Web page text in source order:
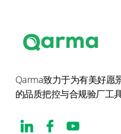
Qarma致力于为有美好愿
的品质把控与合规验厂工